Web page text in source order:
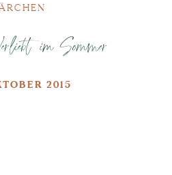
im Sommer
2015